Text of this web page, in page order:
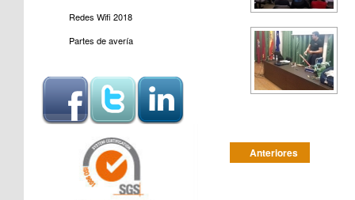
Post navigation
Anteriores
Redes Wifi 2018
Partes de avería